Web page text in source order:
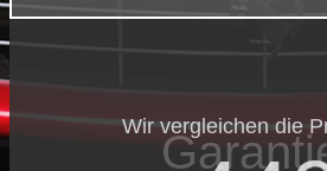
Wir vergleichen die